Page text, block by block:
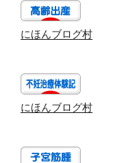
にほんブログ村
にほんブログ村